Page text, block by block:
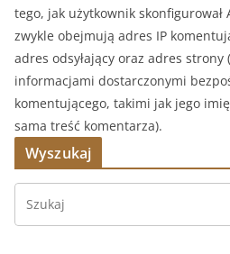
tego, jak użytkownik
zwykle obejmują adres IP
adres odsyłający oraz adres strony
informacjami dostarczonymi
komentującego, takimi jak jego
sama treść komentarza).
Wyszukaj